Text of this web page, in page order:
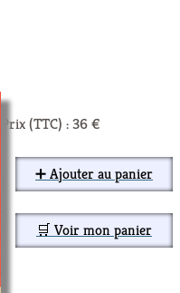
Prix (TTC) : 36 €
➕ Ajouter au panier
🛒 Voir mon panier